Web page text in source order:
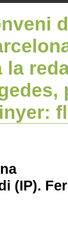
la
(IP).